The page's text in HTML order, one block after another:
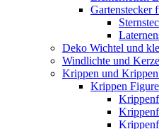
Gartenstecker
Deko Wichtel und
Windlichte und
Krippen und
Krippen